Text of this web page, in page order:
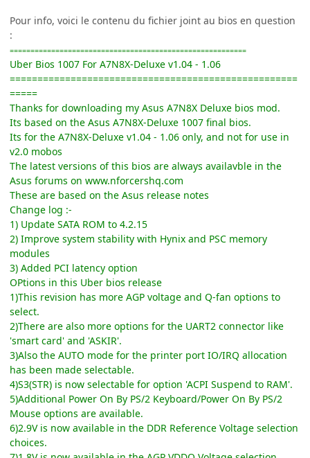
Pour info, voici le contenu du fichier joint au bios en question
:
=========================================================
Uber Bios 1007 For A7N8X-Deluxe v1.04 - 1.06
====================================================
=====
Thanks for downloading my Asus A7N8X Deluxe bios mod.
Its based on the Asus A7N8X-Deluxe 1007 final bios.
Its for the A7N8X-Deluxe v1.04 - 1.06 only, and not for use in
v2.0 mobos
The latest versions of this bios are always availavble in the
Asus forums on www.nforcershq.com
These are based on the Asus release notes
Change log :-
1) Update SATA ROM to 4.2.15
2) Improve system stability with Hynix and PSC memory
modules
3) Added PCI latency option
OPtions in this Uber bios release
1)This revision has more AGP voltage and Q-fan options to
select.
2)There are also more options for the UART2 connector like
'smart card' and 'ASKIR'.
3)Also the AUTO mode for the printer port IO/IRQ allocation
has been made selectable.
4)S3(STR) is now selectable for option 'ACPI Suspend to RAM'.
5)Additional Power On By PS/2 Keyboard/Power On By PS/2
Mouse options are available.
6)2.9V is now available in the DDR Reference Voltage selection
choices.